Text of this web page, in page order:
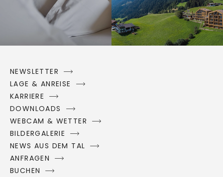
NEWSLETTER
LAGE & ANREISE
KARRIERE
DOWNLOADS
WEBCAM & WETTER
BILDERGALERIE
NEWS AUS DEM TAL
ANFRAGEN
BUCHEN